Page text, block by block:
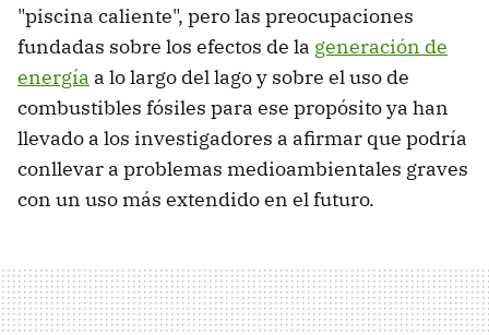
"piscina caliente", pero las preocupaciones
fundadas sobre los efectos de la generación de
energía a lo largo del lago y sobre el uso de
combustibles fósiles para ese propósito ya han
llevado a los investigadores a afirmar que podría
conllevar a problemas medioambientales graves
con un uso más extendido en el futuro.